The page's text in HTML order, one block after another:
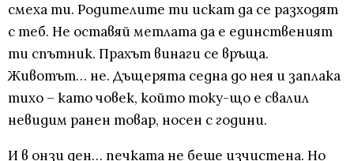
смеха ти. Родителите ти искат да се разходят
с теб. Не оставяй метлата да е единственият
ти спътник. Прахът винаги се връща.
Животът… не. Дъщерята седна до нея и заплака
тихо – като човек, който току-що е свалил
невидим ранен товар, носен с години.
И в онзи ден… печката не беше изчистена. Но